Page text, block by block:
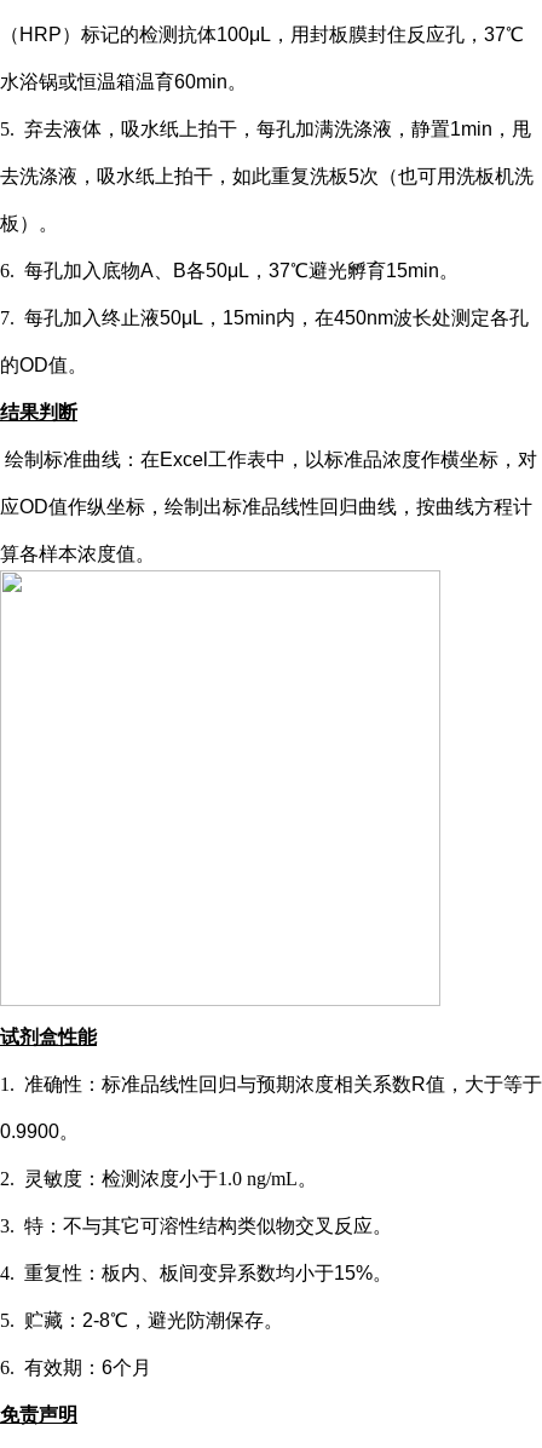
（ HRP）标记的检测抗体100μL，用封板膜封住反应孔，37℃
水浴锅或恒温箱温育60min。
5. 弃去液体，吸水纸上拍干，每孔加满洗涤液，静置1min，甩
去洗涤液，吸水纸上拍干，如此重复洗板5次（也可用洗板机洗
板）。
6. 每孔加入底物A、B各50μL，37℃避光孵育15min。
7. 每孔加入终止液50μL，15min内，在450nm波长处测定各孔
的OD值。
结果判断
绘制标准曲线：在Excel工作表中，以标准品浓度作横坐标，对
应OD值作纵坐标，绘制出标准品线性回归曲线，按曲线方程计
算各样本浓度值。
试剂盒性能
1. 准确性：标准品线性回归与预期浓度相关系数R值，大于等于
0.9900。
2. 灵敏度：检测浓度小于1.0 ng/mL。
3. 特：不与其它可溶性结构类似物交叉反应。
4. 重复性：板内、板间变异系数均小于15%。
5. 贮藏： 2-8℃，避光防潮保存。
6. 有效期： 6个月
免责声明